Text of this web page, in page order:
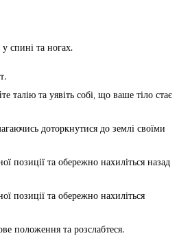
спині та ногах.
талію та уявіть собі, що ваше тіло стає
доторкнутися до землі своїми
позиції та обережно нахиліться назад
позиції та обережно нахиліться
положення та розслабтеся.